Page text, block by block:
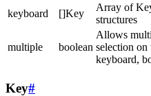
keyboard []Key
Array of
structures
multiple boolean
Allows
selection on
keyboard,
Key#